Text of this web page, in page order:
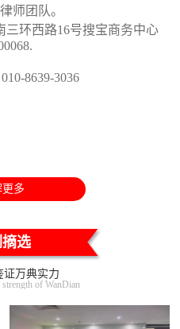
师团队。
环西路16号搜宝商务中心
8639-3036
更多
选
证万典实力
of WanDian